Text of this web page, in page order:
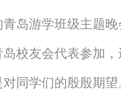
岛游学班级主题
校友会代表参加
同学们的殷殷期望